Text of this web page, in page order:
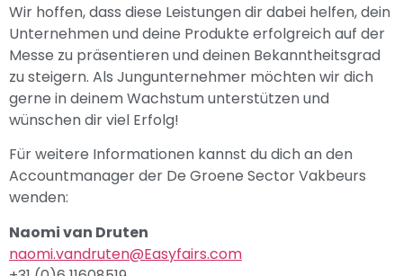
Wir hoffen, dass diese Leistungen dir dabei helfen, dein
Unternehmen und deine Produkte erfolgreich auf der
Messe zu präsentieren und deinen Bekanntheitsgrad
zu steigern. Als Jungunternehmer möchten wir dich
gerne in deinem Wachstum unterstützen und
wünschen dir viel Erfolg!
Für weitere Informationen kannst du dich an den
Accountmanager der De Groene Sector Vakbeurs
wenden:
Naomi van Druten
naomi.vandruten@Easyfairs.com